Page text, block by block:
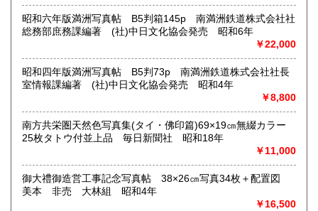
沿線名：(無店舗)
最寄駅：(無店舗)
営業時間：10:00〜18:00
書籍の買取について
取り扱い分野
古典籍、近代文献、趣味、サブカルチャー、古書一般（その
和本・開拓/植民資料・戦時資料・文学一般・詩歌句集・児童
書 ・児童資料・芸能/サブカル・広告資料・ポスター・版画/
刷り物 ・絵葉書・双六・地図/鳥瞰図
昭和六年版満洲写真帖 B5判箱145p 南満洲鉄道株式会社社
総務部庶務課編著 (社)中日文化協会発売 昭和6年
￥22,000
昭和四年版満洲写真帖 B5判73p 南満洲鉄道株式会社社長
室情報課編著 (社)中日文化協会発売 昭和4年
￥8,800
南方共栄圏天然色写真集(タイ・佛印篇)69×19㎝無綴カラー
25枚タトウ付並上品 毎日新聞社 昭和18年
￥11,000
御大禮御造営工事記念写真帖 38×26㎝写真34枚＋配置図
美本 非売 大林組 昭和4年
￥16,500